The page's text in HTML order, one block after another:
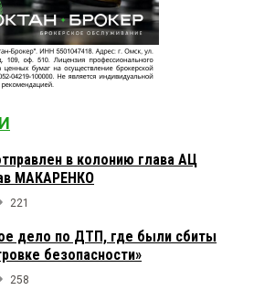
в колонию глава АЦ
МАКАРЕНКО
221
дело по ДТП, где были сбиты
безопасности»
258